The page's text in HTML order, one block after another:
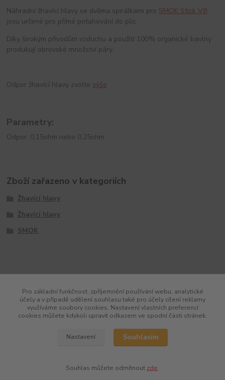
Náhradní žhavící hlavy se dvěma spirálkami pro SMOK Stick V8
jsou určené pro přímé potahování do plic.
Díky širokým přívodům vzduchu a použití 100% organické bavlny
produkují obrovské množství páry.
Odpor žhavící hlavy zvoltevýše
Parametry:
Odpor: 0,15ohm nebo 0,25ohm
Zboží zařazeno v kategoriích
Žhavící hlavy
Žhavící hlavy
SMOK
Pro základní funkčnost, zpříjemnění používání webu, analytické
účely a v případě udělení souhlasu také pro účely cílení reklamy
využíváme soubory cookies. Nastavení vlastních preferencí
cookies můžete kdykoli upravit odkazem ve spodní části stránek.
Nastavení Souhlasím
Souhlas můžete odmítnout zde.